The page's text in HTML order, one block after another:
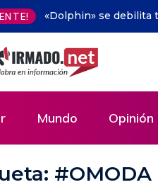
ChinaVideo.- Joaquín
Mundo Opinión
#OMODA